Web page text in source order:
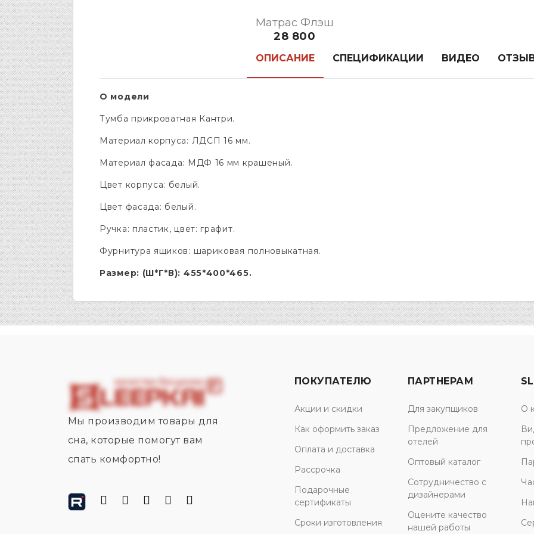
Матрас Флэш
28 800
ОПИСАНИЕ СПЕЦИФИКАЦИИ ВИДЕО
О модели
Тумба прикроватная Кантри.
Материал корпуса: ЛДСП 16 мм.
Материал фасада: МДФ 16 мм крашеный.
Цвет корпуса: белый.
Цвет фасада: белый.
Ручка: пластик, цвет: графит.
Фурнитура ящиков: шариковая полновыкатная.
Размер: (Ш*Г*В): 455*400*465.
Мы производим товары для
сна, которые помогут вам
спать комфортно!
ПОКУПАТЕЛЮ
Акции и скидки
Как оформить заказ
Оплата и доставка
Рассрочка
Подарочные
сертификаты
Сроки изготовления
ПАРТНЕРАМ
Для закупщиков
Предложение для
отелей
Оптовый каталог
Сотрудничество с
дизайнерами
Оцените качество
нашей работы
О